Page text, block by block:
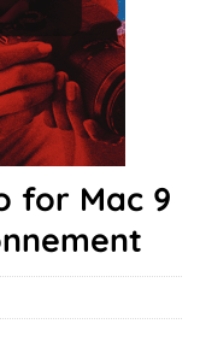
for Mac 9